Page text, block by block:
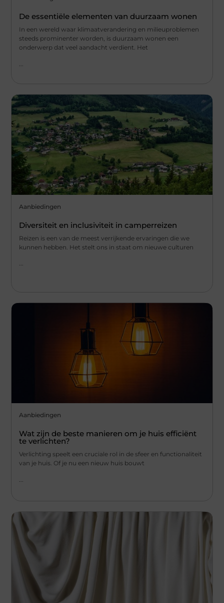
De essentiële elementen van duurzaam wonen
In een wereld waar klimaatverandering en milieuproblemen
steeds prominenter worden, is duurzaam wonen een
onderwerp dat veel aandacht verdient. Het
Aanbiedingen
Diversiteit en inclusiviteit in camperreizen
Reizen is een van de meest verrijkende ervaringen die we
kunnen hebben. Het stelt ons in staat om nieuwe culturen
...
Aanbiedingen
Wat zijn de beste manieren om je huis efficiënt
te verlichten?
Verlichting speelt een cruciale rol in de sfeer en functionaliteit
van je huis. Of je nu een nieuw huis bouwt